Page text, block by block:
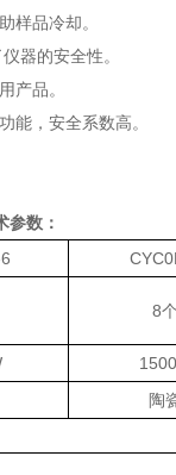
样品冷却。
器的安全性。
产品。
能，安全系数高。
参数：
8个
陶